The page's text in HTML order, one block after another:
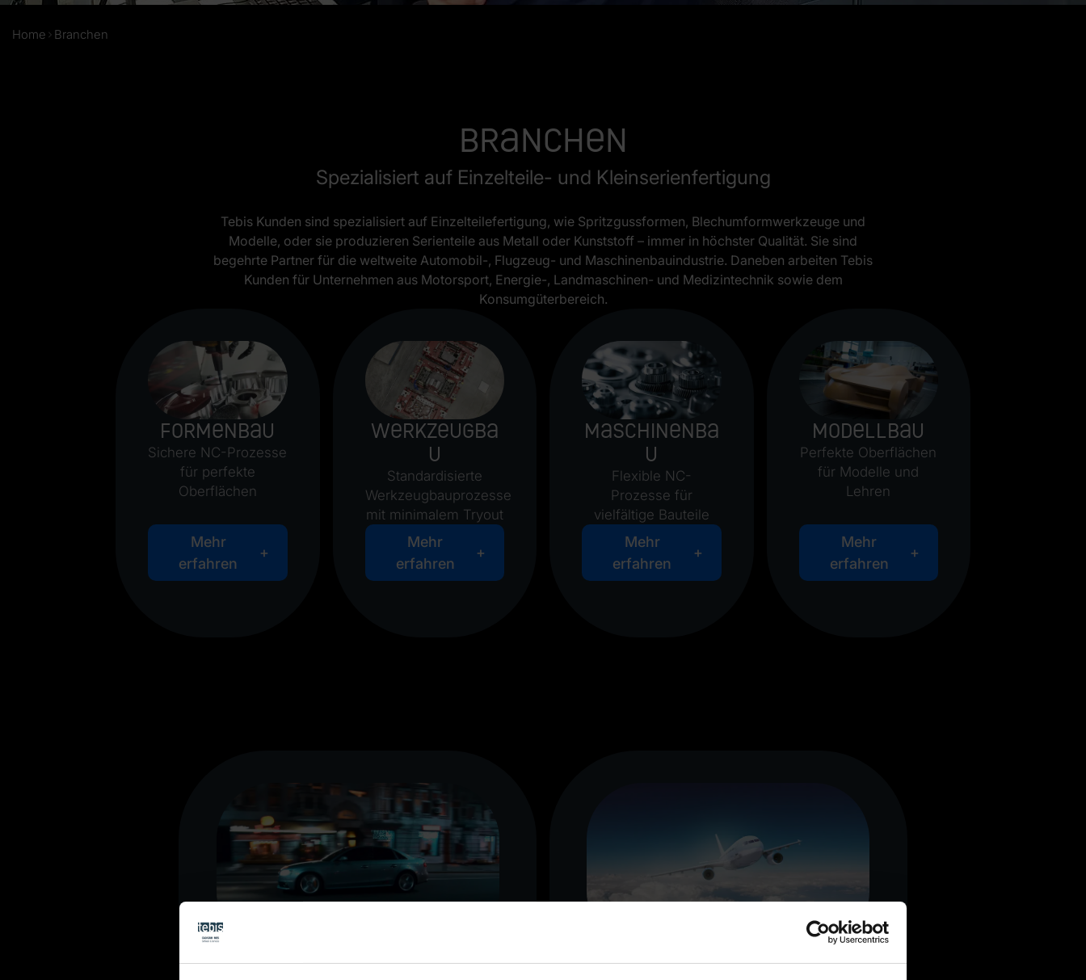
Home Branchen
Branchen
Spezialisiert auf Einzelteile- und Kleinserienfertigung
Tebis Kunden sind spezialisiert auf Einzelteilefertigung, wie Spritzgussformen, Blechumformwerkzeuge und
Modelle, oder sie produzieren Serienteile aus Metall oder Kunststoff – immer in höchster Qualität. Sie sind
begehrte Partner für die weltweite Automobil-, Flugzeug- und Maschinenbauindustrie. Daneben arbeiten Tebis
Kunden für Unternehmen aus Motorsport, Energie-, Landmaschinen- und Medizintechnik sowie dem
Konsumgüterbereich.
Formenbau
Sichere NC-Prozesse
für perfekte
Oberflächen
Mehr
erfahren
Werkzeugba
u
Standardisierte
Werkzeugbauprozesse
mit minimalem Tryout
Mehr
erfahren
Maschinenba
u
Flexible NC-
Prozesse für
vielfältige Bauteile
Mehr
erfahren
Modellbau
Perfekte Oberflächen
für Modelle und
Lehren
Mehr
erfahren
Automobilbau Luft- und Raumfahrt